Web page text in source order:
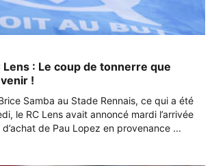
: Le coup de tonnerre que
!
Samba au Stade Rennais, ce qui a été
le RC Lens avait annoncé mardi l’arrivée
de Pau Lopez en provenance ...